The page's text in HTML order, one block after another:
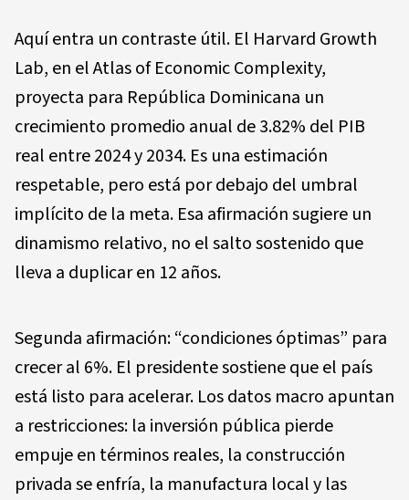
Aquí entra un contraste útil. El Harvard Growth
Lab, en el Atlas of Economic Complexity,
proyecta para República Dominicana un
crecimiento promedio anual de 3.82% del PIB
real entre 2024 y 2034. Es una estimación
respetable, pero está por debajo del umbral
implícito de la meta. Esa afirmación sugiere un
dinamismo relativo, no el salto sostenido que
lleva a duplicar en 12 años.
Segunda afirmación: “condiciones óptimas” para
crecer al 6%. El presidente sostiene que el país
está listo para acelerar. Los datos macro apuntan
a restricciones: la inversión pública pierde
empuje en términos reales, la construcción
privada se enfría, la manufactura local y las